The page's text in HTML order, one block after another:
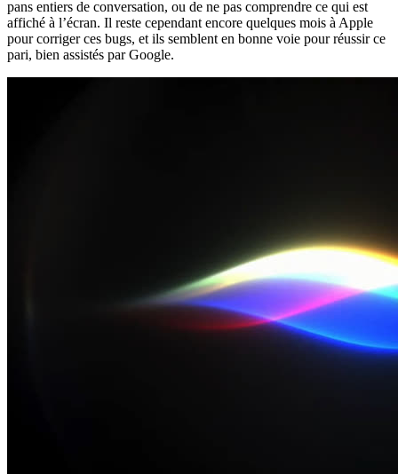
pans entiers de conversation, ou de ne pas comprendre ce qui est
affiché à l’écran. Il reste cependant encore quelques mois à Apple
pour corriger ces bugs, et ils semblent en bonne voie pour réussir ce
pari, bien assistés par Google.